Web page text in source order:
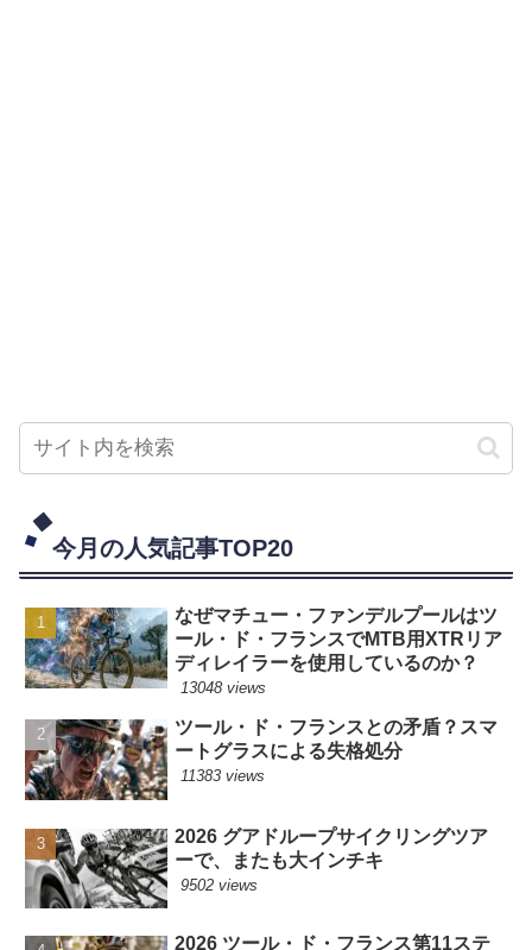
今月の人気記事TOP20
なぜマチュー・ファンデルプールはツ
ール・ド・フランスでMTB用XTRリア
ディレイラーを使用しているのか？
13048 views
ツール・ド・フランスとの矛盾？スマ
ートグラスによる失格処分
11383 views
2026 グアドループサイクリングツア
ーで、またも大インチキ
9502 views
2026 ツール・ド・フランス第11ステ